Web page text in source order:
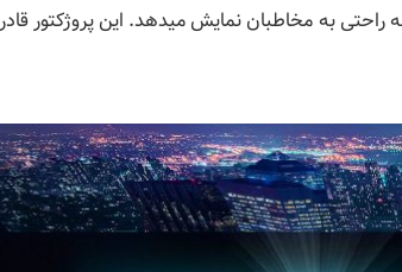
راحتی به مخاطبان نمایش میدهد. این پروژکتور